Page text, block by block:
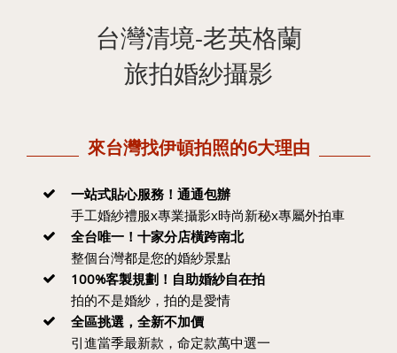
台灣清境-老英格蘭
旅拍婚紗攝影
來台灣找伊頓拍照的6大理由
一站式貼心服務！通通包辦
手工婚紗禮服x專業攝影x時尚新秘x專屬外拍車
全台唯一！十家分店橫跨南北
整個台灣都是您的婚紗景點
100%客製規劃！自助婚紗自在拍
拍的不是婚紗，拍的是愛情
全區挑選，全新不加價
引進當季最新款，命定款萬中選一